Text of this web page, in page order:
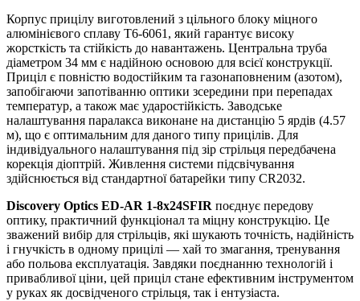
Корпус прицілу виготовлений з цільного блоку міцного
алюмінієвого сплаву Т6-6061, який гарантує високу
жорсткість та стійкість до навантажень. Центральна труба
діаметром 34 мм є надійною основою для всієї конструкції.
Приціл є повністю водостійким та газонаповненим (азотом),
запобігаючи запотіванню оптики зсередини при перепадах
температур, а також має ударостійкість. Заводське
налаштування паралакса виконане на дистанцію 5 ярдів (4.57
м), що є оптимальним для даного типу прицілів. Для
індивідуального налаштування під зір стрільця передбачена
корекція діоптрій. Живлення системи підсвічування
здійснюється від стандартної батарейки типу CR2032.
Discovery Optics ED-AR 1-8x24SFIR поєднує передову
оптику, практичний функціонал та міцну конструкцію. Це
зважений вибір для стрільців, які шукають точність, надійність
і гнучкість в одному прицілі — хай то змагання, тренування
або польова експлуатація. Завдяки поєднанню технологій і
привабливої ціни, цей приціл стане ефективним інструментом
у руках як досвідченого стрільця, так і ентузіаста.